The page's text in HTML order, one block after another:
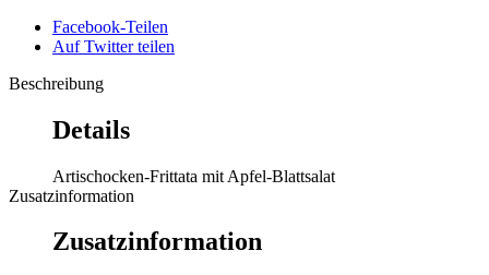
Facebook-Teilen
Auf Twitter teilen
Beschreibung
Details
Artischocken-Frittata mit Apfel-Blattsalat
Zusatzinformation
Zusatzinformation